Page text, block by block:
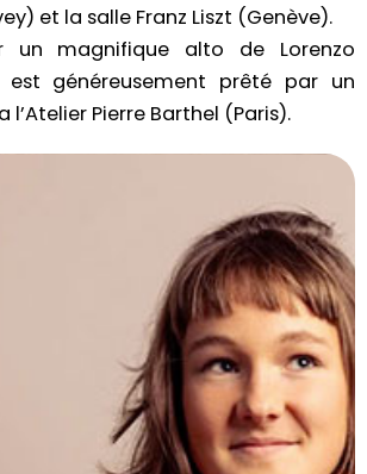
et la salle Franz Liszt (Genève).
un magnifique alto de Lorenzo
généreusement prêté par un
l’Atelier Pierre Barthel (Paris).